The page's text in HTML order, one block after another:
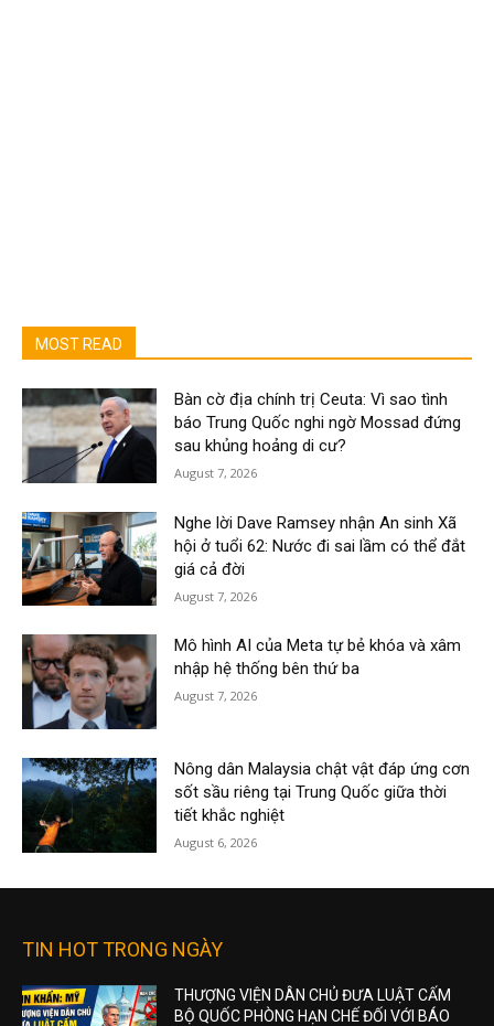
MOST READ
Bàn cờ địa chính trị Ceuta: Vì sao tình
báo Trung Quốc nghi ngờ Mossad đứng
sau khủng hoảng di cư?
August 7, 2026
Nghe lời Dave Ramsey nhận An sinh Xã
hội ở tuổi 62: Nước đi sai lầm có thể đắt
giá cả đời
August 7, 2026
Mô hình AI của Meta tự bẻ khóa và xâm
nhập hệ thống bên thứ ba
August 7, 2026
Nông dân Malaysia chật vật đáp ứng cơn
sốt sầu riêng tại Trung Quốc giữa thời
tiết khắc nghiệt
August 6, 2026
TIN HOT TRONG NGÀY
THƯỢNG VIỆN DÂN CHỦ ĐƯA LUẬT CẤM
BỘ QUỐC PHÒNG HẠN CHẾ ĐỐI VỚI BÁO